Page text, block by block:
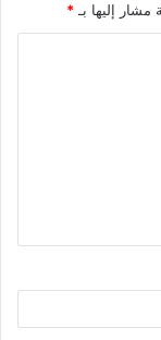
مشار إليها بـ *